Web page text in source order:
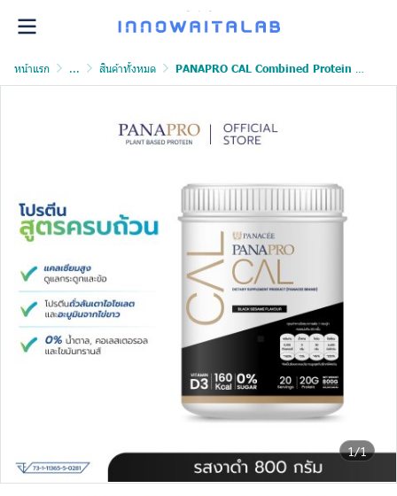
หน้าแรก ... สินค้าทั้งหมด PANAPRO CAL Combined Protein แบบกระปุก
1/1